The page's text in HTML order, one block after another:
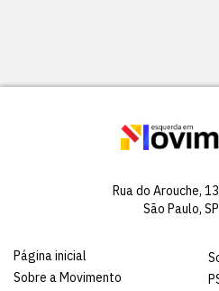
Rua do Arouche,
São Paulo,
Página inicial
Sobre a Movimento